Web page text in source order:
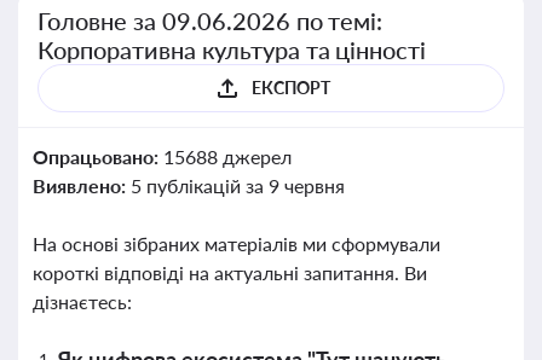
Головне за 09.06.2026 по темі:
Корпоративна культура та цінності
ЕКСПОРТ
Опрацьовано: 15688 джерел
Виявлено: 5 публікацій за 9 червня
На основі зібраних матеріалів ми сформували
короткі відповіді на актуальні запитання. Ви
дізнаєтесь: